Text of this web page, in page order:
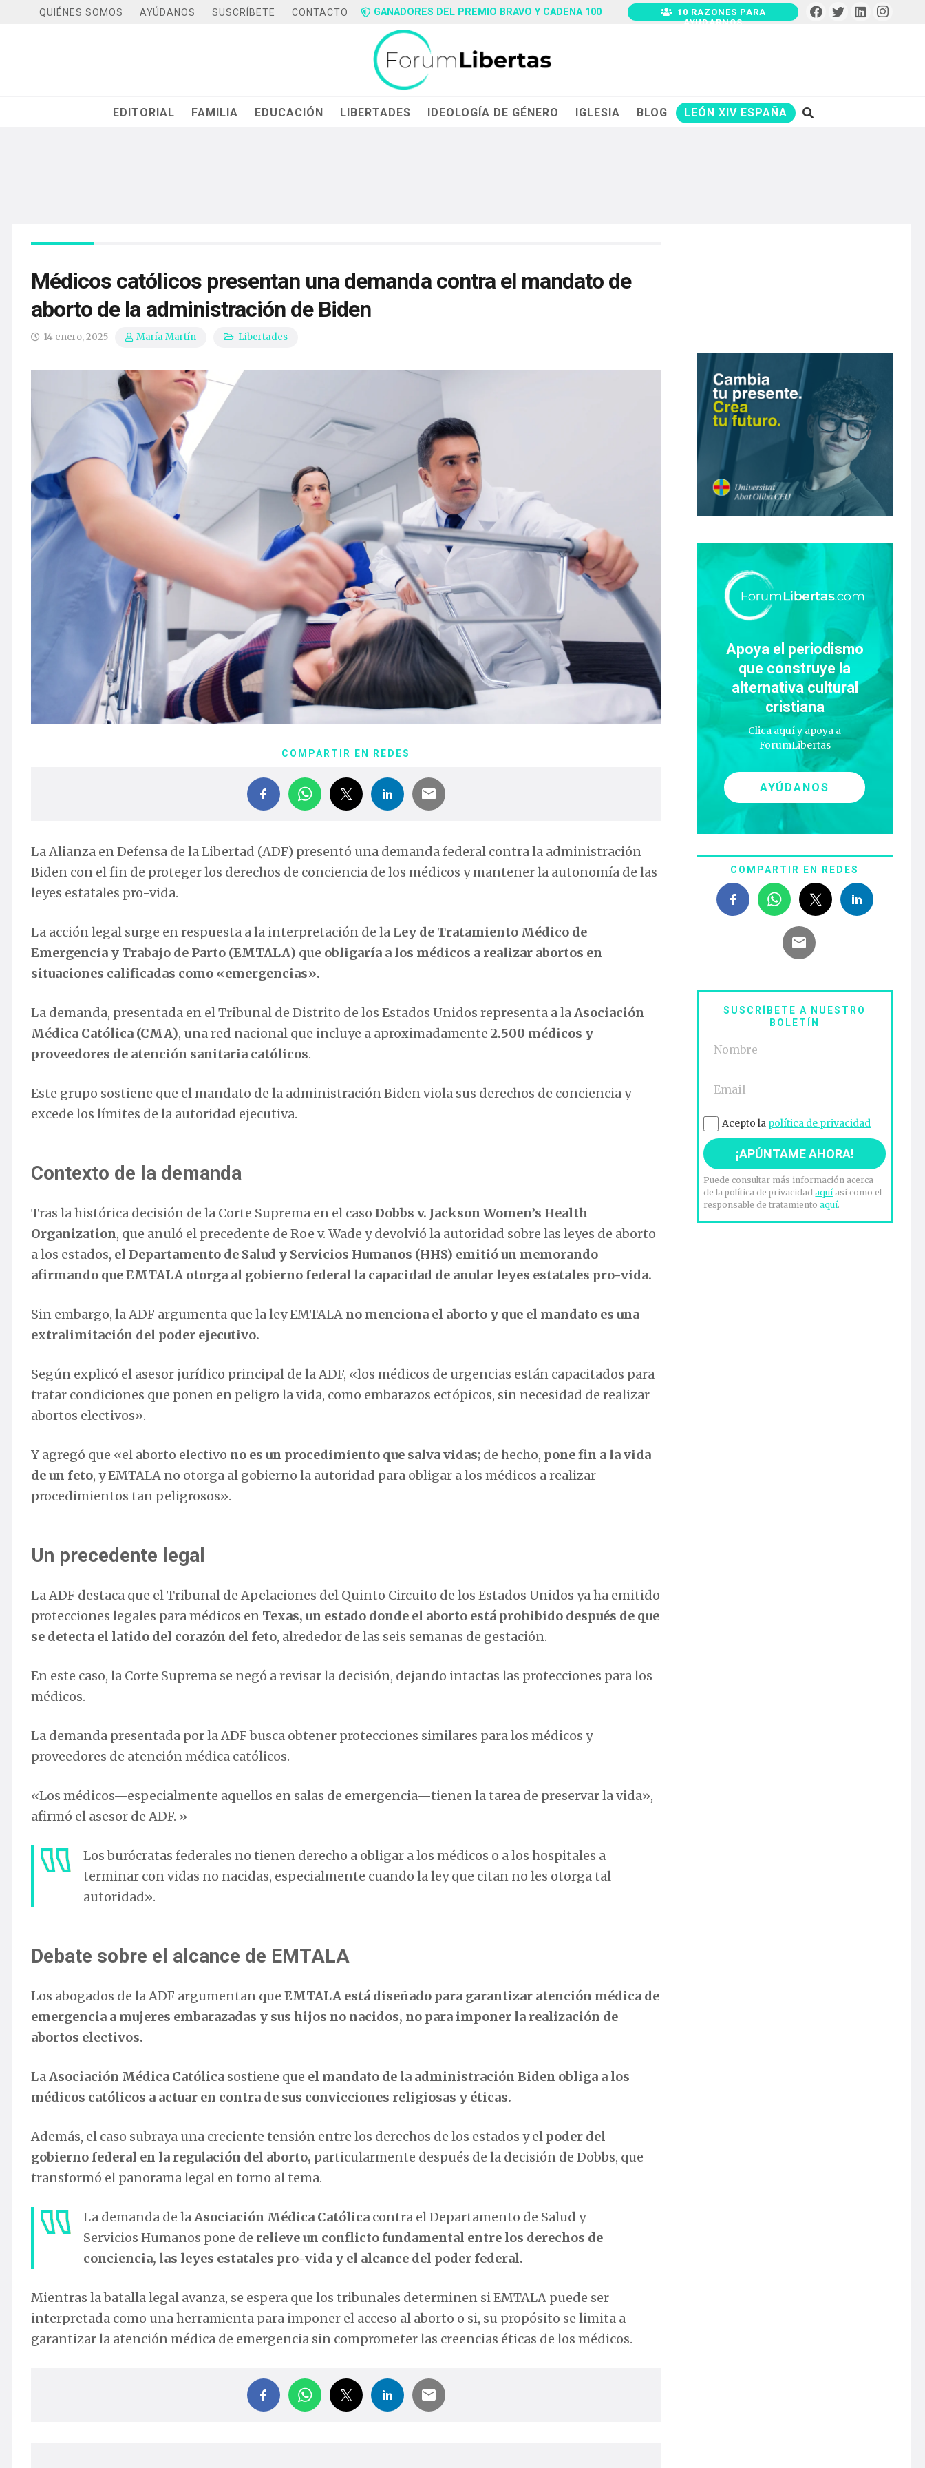
QUIÉNES SOMOS AYÚDANOS SUSCRÍBETE CONTACTO GANADORES DEL PREMIO BRAVO Y CADENA 100
10 RAZONES PARA
AYUDARNOS
EDITORIAL FAMILIA EDUCACIÓN LIBERTADES IDEOLOGÍA DE GÉNERO IGLESIA BLOG LEÓN XIV ESPAÑA
Médicos católicos presentan una demanda contra el mandato de
aborto de la administración de Biden
14 enero, 2025 María Martín Libertades
COMPARTIR EN REDES
La Alianza en Defensa de la Libertad (ADF) presentó una demanda federal contra la administración
Biden con el fin de proteger los derechos de conciencia de los médicos y mantener la autonomía de las
leyes estatales pro-vida.
La acción legal surge en respuesta a la interpretación de la Ley de Tratamiento Médico de
Emergencia y Trabajo de Parto (EMTALA) que obligaría a los médicos a realizar abortos en
situaciones calificadas como «emergencias».
La demanda, presentada en el Tribunal de Distrito de los Estados Unidos representa a laAsociación
Médica Católica (CMA), una red nacional que incluye a aproximadamente 2.500 médicos y
proveedores de atención sanitaria católicos.
Este grupo sostiene que el mandato de la administración Biden viola sus derechos de conciencia y
excede los límites de la autoridad ejecutiva.
Contexto de la demanda
Tras la histórica decisión de la Corte Suprema en el caso Dobbs v. Jackson Women’s Health
Organization, que anuló el precedente de Roe v. Wade y devolvió la autoridad sobre las leyes de aborto
a los estados, el Departamento de Salud y Servicios Humanos (HHS) emitió un memorando
afirmando que EMTALA otorga al gobierno federal la capacidad de anular leyes estatales pro-vida.
Sin embargo, la ADF argumenta que la ley EMTALA no menciona el aborto y que el mandato es una
extralimitación del poder ejecutivo.
Según explicó el asesor jurídico principal de la ADF, «los médicos de urgencias están capacitados para
tratar condiciones que ponen en peligro la vida, como embarazos ectópicos, sin necesidad de realizar
abortos electivos».
Y agregó que «el aborto electivo no es un procedimiento que salva vidas; de hecho, pone fin a la vida
de un feto, y EMTALA no otorga al gobierno la autoridad para obligar a los médicos a realizar
procedimientos tan peligrosos».
Un precedente legal
La ADF destaca que el Tribunal de Apelaciones del Quinto Circuito de los Estados Unidos ya ha emitido
protecciones legales para médicos en Texas, un estado donde el aborto está prohibido después de que
se detecta el latido del corazón del feto, alrededor de las seis semanas de gestación.
En este caso, la Corte Suprema se negó a revisar la decisión, dejando intactas las protecciones para los
médicos.
La demanda presentada por la ADF busca obtener protecciones similares para los médicos y
proveedores de atención médica católicos.
«Los médicos—especialmente aquellos en salas de emergencia—tienen la tarea de preservar la vida»,
afirmó el asesor de ADF. »
Los burócratas federales no tienen derecho a obligar a los médicos o a los hospitales a
terminar con vidas no nacidas, especialmente cuando la ley que citan no les otorga tal
autoridad».
Debate sobre el alcance de EMTALA
Los abogados de la ADF argumentan que EMTALA está diseñado para garantizar atención médica de
emergencia a mujeres embarazadas y sus hijos no nacidos, no para imponer la realización de
abortos electivos.
LaAsociación Médica Católica sostiene que el mandato de la administración Biden obliga a los
médicos católicos a actuar en contra de sus convicciones religiosas y éticas.
Además, el caso subraya una creciente tensión entre los derechos de los estados y el poder del
gobierno federal en la regulación del aborto, particularmente después de la decisión de Dobbs, que
transformó el panorama legal en torno al tema.
La demanda de laAsociación Médica Católica contra el Departamento de Salud y
Servicios Humanos pone de relieve un conflicto fundamental entre los derechos de
conciencia, las leyes estatales pro-vida y el alcance del poder federal.
Mientras la batalla legal avanza, se espera que los tribunales determinen si EMTALA puede ser
interpretada como una herramienta para imponer el acceso al aborto o si, su propósito se limita a
garantizar la atención médica de emergencia sin comprometer las creencias éticas de los médicos.
Apoya el periodismo
que construye la
alternativa cultural
cristiana
Clica aquí y apoya a
ForumLibertas
AYÚDANOS
COMPARTIR EN REDES
SUSCRÍBETE A NUESTRO
BOLETÍN
Acepto la política de privacidad
Puede consultar más información acerca
de la política de privacidadaquíasí como el
responsable de tratamientoaquí.